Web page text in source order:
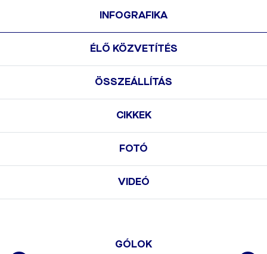
INFOGRAFIKA
ÉLŐ KÖZVETÍTÉS
ÖSSZEÁLLÍTÁS
CIKKEK
FOTÓ
VIDEÓ
GÓLOK